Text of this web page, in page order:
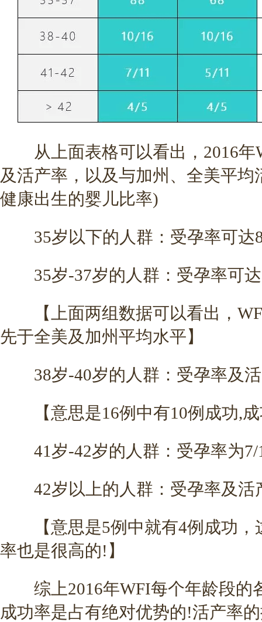
从上面表格可以看出，2016年
及活产率，以及与加州、全美平
健康出生的婴儿比率)
35岁以下的人群：受孕率可达
35岁-37岁的人群：受孕率可达
【上面两组数据可以看出，
先于全美及加州平均水平】
38岁-40岁的人群：受孕率及活
【意思是16例中有10例成功,成
41岁-42岁的人群：受孕率为7/
42岁以上的人群：受孕率及活
【意思是5例中就有4例成功，
率也是很高的!】
综上2016年WFI每个年龄段的
成功率是占有绝对优势的!活产率